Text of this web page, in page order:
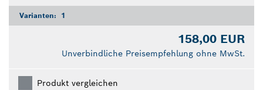
Varianten: 1
158,00 EUR
Unverbindliche Preisempfehlung ohne MwSt.
Produkt vergleichen